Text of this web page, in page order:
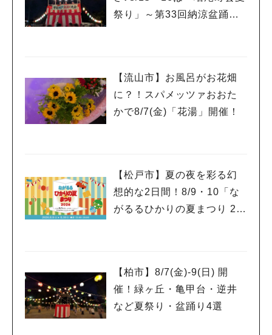
祭り」～第33回納涼盆踊り
【流山市】お風呂がお花畑
に？！スパメッツァおおた
かで8/7(金)「花湯」開催！
【松戸市】夏の夜を彩る幻
想的な2日間！8/9・10「な
がるるひかりの夏まつり 20
【柏市】8/7(金)‐9(日) 開
催！緑ヶ丘・亀甲台・逆井
など夏祭り・盆踊り4選